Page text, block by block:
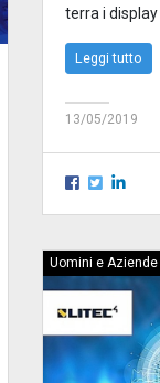
terra i display
Leggi tutto
13/05/2019
Uomini e Aziende